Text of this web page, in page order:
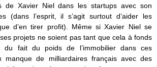
de Xavier Niel dans les startups avec son
(dans l’esprit, il s’agit surtout d’aider les
d’en tirer profit). Même si Xavier Niel se
projets ne soient pas tant que cela à fonds
du fait du poids de l’immobilier dans ces
manque de milliardaires français avec des